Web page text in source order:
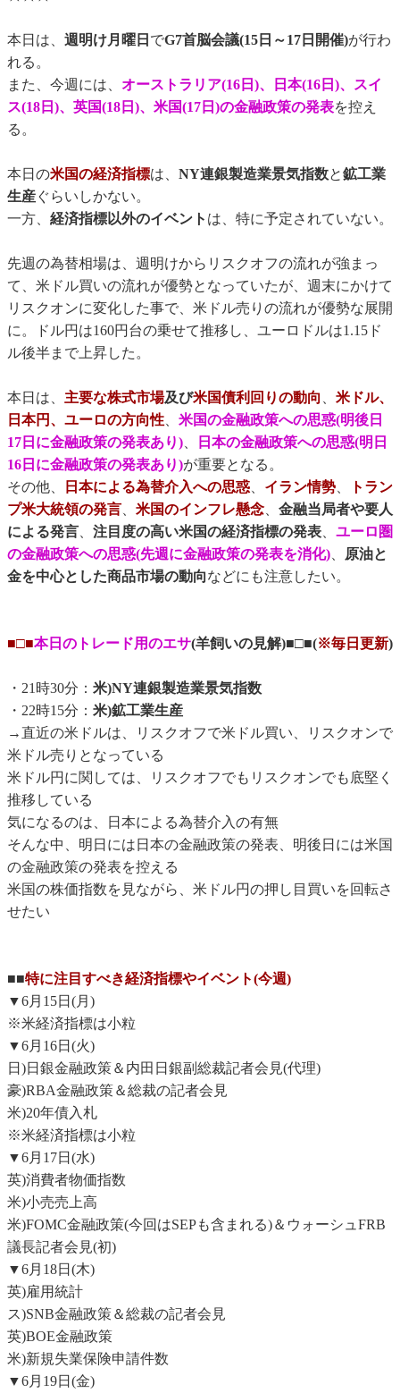
本日は、 週明け月曜日 でG7首脳会議(15日～17日開催)が行わ
れる。
また、今週には、 オーストラリア(16日)、日本(16日)、スイ
ス(18日)、英国(18日)、米国(17日)の金融政策の発表を控え
る。
本日の米国の経済指標は、 NY連銀製造業景気指数と鉱工業
生産ぐらいしかない。
一方、 経済指標以外のイベント は、特に予定されていない。
先週の為替相場は、週明けからリスクオフの流れが強まっ
て、米ドル買いの流れが優勢となっていたが、週末にかけて
リスクオンに変化した事で、米ドル売りの流れが優勢な展開
に。ドル円は160円台の乗せて推移し、ユーロドルは1.15ド
ル後半まで上昇した。
本日は、 主要な株式市場及び米国債利回りの動向 、 米ドル、
日本円、ユーロの方向性、 米国の金融政策への思惑(明後日
17日に金融政策の発表あり)、
日本の金融政策への思惑(明日
16日に金融政策の発表あり)が重要となる。
その他、
日本による為替介入への思惑、 イラン情勢、
トラン
プ米大統領の発言、 米国のインフレ懸念、 金融当局者や要人
による発言、 注目度の高い米国の経済指標の発表、 ユーロ圏
の金融政策への思惑(先週に金融政策の発表を消化)、 原油と
金を中心とした商品市場の動向などにも注意したい。
■□■本日のトレード用のエサ(羊飼いの見解)■□■(※毎日更新)
・21時30分： 米)NY連銀製造業景気指数
・22時15分： 米)鉱工業生産
→直近の米ドルは、リスクオフで米ドル買い、リスクオンで
米ドル売りとなっている
米ドル円に関しては、リスクオフでもリスクオンでも底堅く
推移している
気になるのは、日本による為替介入の有無
そんな中、明日には日本の金融政策の発表、明後日には米国
の金融政策の発表を控える
米国の株価指数を見ながら、米ドル円の押し目買いを回転さ
せたい
■■特に注目すべき経済指標やイベント(今週)
▼6月15日(月)
※米経済指標は小粒
▼6月16日(火)
日)日銀金融政策＆内田日銀副総裁記者会見(代理)
豪)RBA金融政策＆総裁の記者会見
米)20年債入札
※米経済指標は小粒
▼6月17日(水)
英)消費者物価指数
米)小売売上高
米)FOMC金融政策(今回はSEPも含まれる)＆ウォーシュFRB
議長記者会見(初)
▼6月18日(木)
英)雇用統計
ス)SNB金融政策＆総裁の記者会見
英)BOE金融政策
米)新規失業保険申請件数
▼6月19日(金)